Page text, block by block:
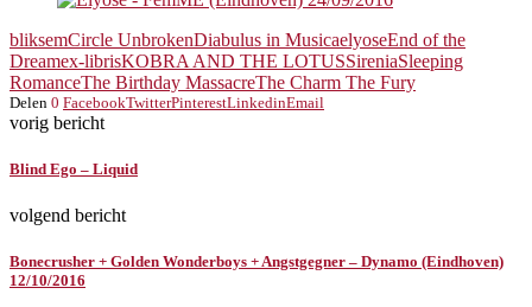
bliksemCircle UnbrokenDiabulus in MusicaelyoseEnd of the
Dreamex-librisKOBRA AND THE LOTUSSireniaSleeping
RomanceThe Birthday MassacreThe Charm The Fury
Delen 0 FacebookTwitterPinterestLinkedinEmail
vorig bericht
Blind Ego – Liquid
volgend bericht
Bonecrusher + Golden Wonderboys + Angstgegner – Dynamo (Eindhoven)
12/10/2016